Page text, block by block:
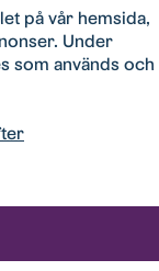
Törnvall,
att
En del av
ett lika stort
till
på vår hemsida,
Under
som används och